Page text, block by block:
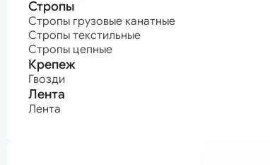
Стропы
Стропы грузовые канатные
Стропы текстильные
Стропы цепные
Крепеж
Гвозди
Лента
Лента